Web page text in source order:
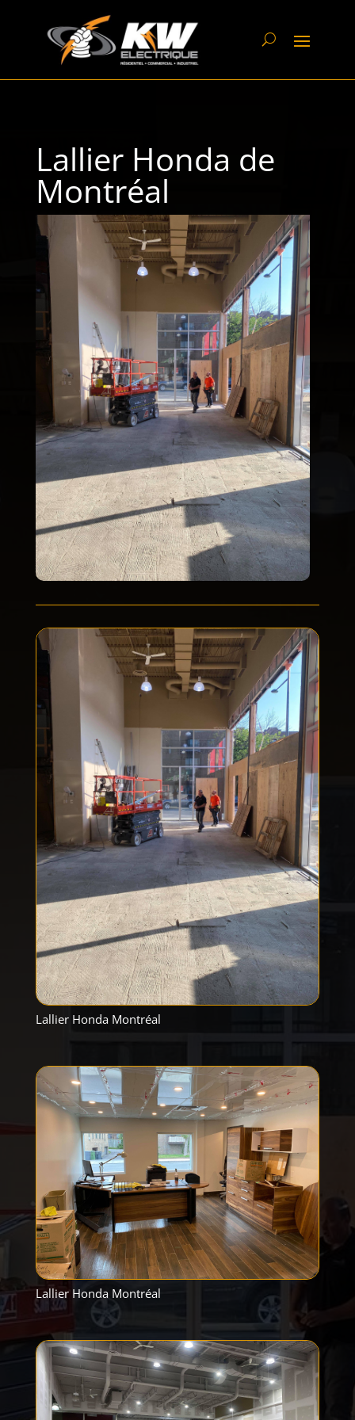
Lallier Honda de
Montréal
Lallier Honda Montréal
Lallier Honda Montréal